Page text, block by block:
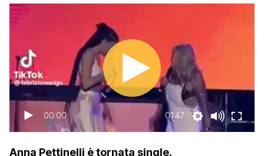
00:00 01:47
Anna Pettinelli è tornata single.